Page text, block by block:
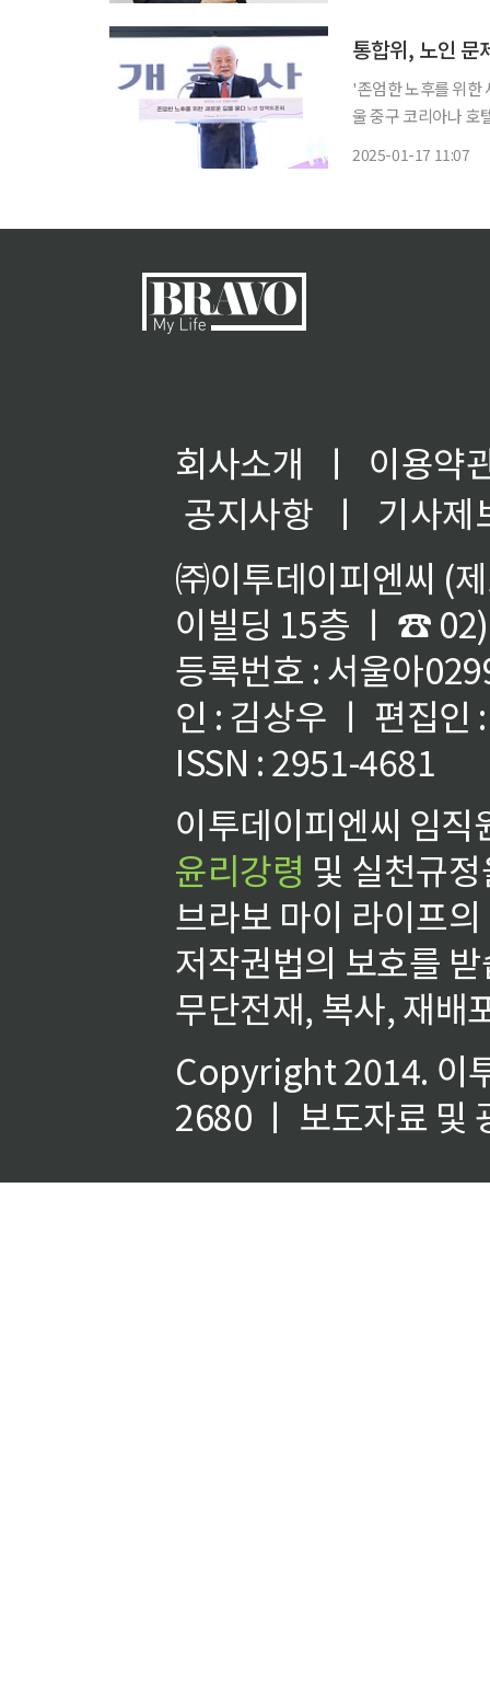
'존엄한 노후를 위한 새로운 길을 묻
울 중구 코리아나 호
2025-01-17 11:07
회사소개 ㅣ
이용약
공지사항
ㅣ
기사제
㈜이투데이피엔씨 (
이빌딩 15층 ㅣ ☎
등록번호 : 서울아
인 : 김상우 ㅣ 편집인
ISSN : 2951-4681
이투데이피엔씨 임
윤리강령 및 실천규
브라보 마이 라이프
저작권법의 보호를
무단전재, 복사, 재배
Copyright 2014. 이
2680 ㅣ 보도자료